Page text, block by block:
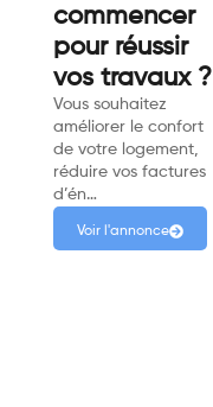
commencer
pour réussir
vos travaux ?
Vous souhaitez
améliorer le confort
de votre logement,
réduire vos factures
d’én…
Voir l'annonce